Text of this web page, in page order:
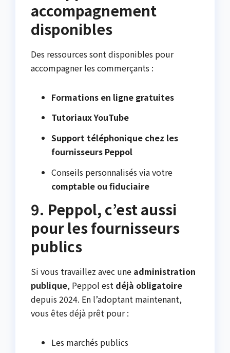
accompagnement
disponibles
Des ressources sont disponibles pour
accompagner les commerçants :
Formations en ligne gratuites
Tutoriaux YouTube
Support téléphonique chez les
fournisseurs Peppol
Conseils personnalisés via votre
comptable ou fiduciaire
9. Peppol, c’est aussi
pour les fournisseurs
publics
Si vous travaillez avec une administration
publique, Peppol est déjà obligatoire
depuis 2024. En l’adoptant maintenant,
vous êtes déjà prêt pour :
Les marchés publics